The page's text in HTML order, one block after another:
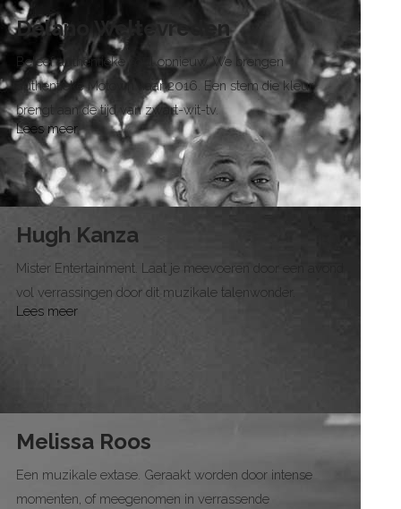
Delano Weltevreden
Beleef authentieke soul opnieuw. We brengen
authentieke Motown naar 2016. Een stem die kleur
brengt aan de tijd van zwart-wit-tv.
Lees meer
Hugh Kanza
Mister Entertainment. Laat je meevoeren door een avond
vol verrassingen door dit muzikale talenwonder.
Lees meer
Melissa Roos
Een muzikale extase. Geraakt worden door intense
momenten, of meegenomen in verrassende